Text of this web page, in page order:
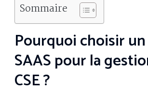
Sommaire
Pourquoi choisir
SAAS pour la
CSE ?